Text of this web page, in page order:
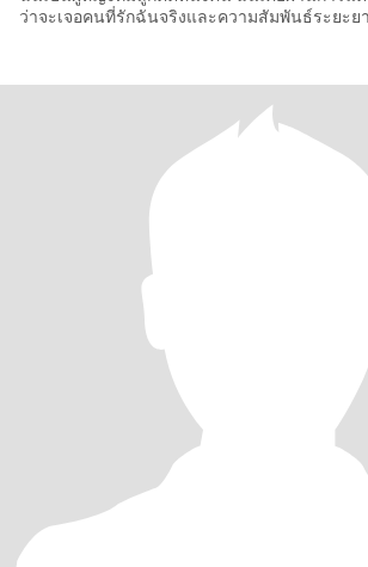
ว่าจะเจอคนที่รักฉันจริงและความสัมพันธ์ระยะย